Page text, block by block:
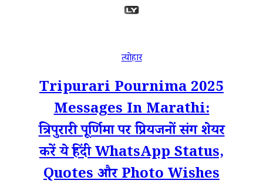
त्योहार
Tripurari Pournima 2025
Messages In Marathi:
त्रिपुरारी पूर्णिमा पर प्रियजनों संग शेयर
करें ये हिंदी WhatsApp Status,
Quotes और Photo Wishes